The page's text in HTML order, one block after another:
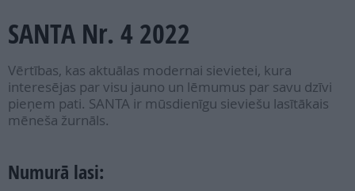
SANTA Nr. 4 2022
Vērtības, kas aktuālas modernai sievietei, kura
interesējas par visu jauno un lēmumus par savu dzīvi
pieņem pati. SANTA ir mūsdienīgu sieviešu lasītākais
mēneša žurnāls.
Numurā lasi: